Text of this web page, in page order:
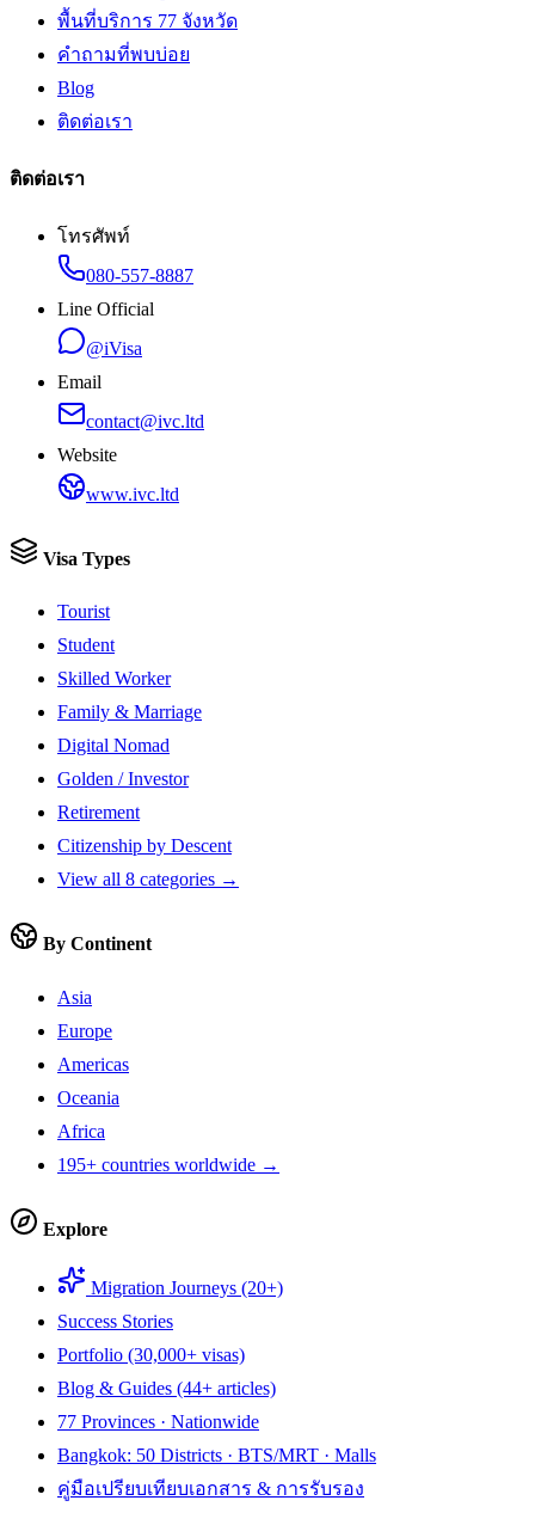
พื้นที่บริการ 77 จังหวัด
คำถามที่พบบ่อย
Blog
ติดต่อเรา
ติดต่อเรา
โทรศัพท์
080-557-8887
Line Official
@iVisa
Email
contact@ivc.ltd
Website
www.ivc.ltd
Visa Types
Tourist
Student
Skilled Worker
Family & Marriage
Digital Nomad
Golden / Investor
Retirement
Citizenship by Descent
View all 8 categories →
By Continent
Asia
Europe
Americas
Oceania
Africa
195+ countries worldwide →
Explore
Migration Journeys (20+)
Success Stories
Portfolio (30,000+ visas)
Blog & Guides (44+ articles)
77 Provinces · Nationwide
Bangkok: 50 Districts · BTS/MRT · Malls
คู่มือเปรียบเทียบเอกสาร & การรับรอง